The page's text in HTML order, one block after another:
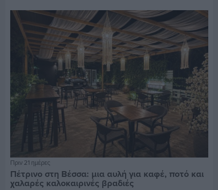
Πριν 21 ημέρες
Πέτρινο στη Βέσσα: μια αυλή για καφέ, ποτό και
χαλαρές καλοκαιρινές βραδιές